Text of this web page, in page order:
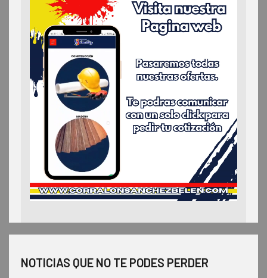
NOTICIAS QUE NO TE PODES PERDER